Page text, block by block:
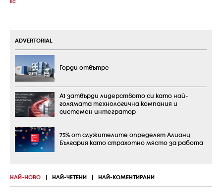
ЕС
НАЙ-НОВО НАЙ-ЧЕТЕНИ НАЙ-КОМЕНТИРАНИ
ADVERTORIAL
Горди отвътре
А1 затвърди лидерството си като най-
голямата технологична компания и
системен интегратор
75% от служителите определят Алианц
България като страхотно място за работа